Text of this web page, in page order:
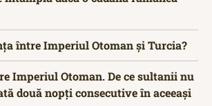
între Imperiul Otoman și Turcia?
Imperiul Otoman. De ce sultanii nu
două nopți consecutive în aceeași